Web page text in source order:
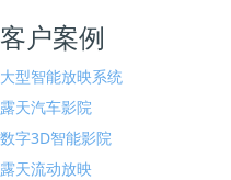
客户案例
大型智能放映系统
露天汽车影院
数字3D智能影院
露天流动放映